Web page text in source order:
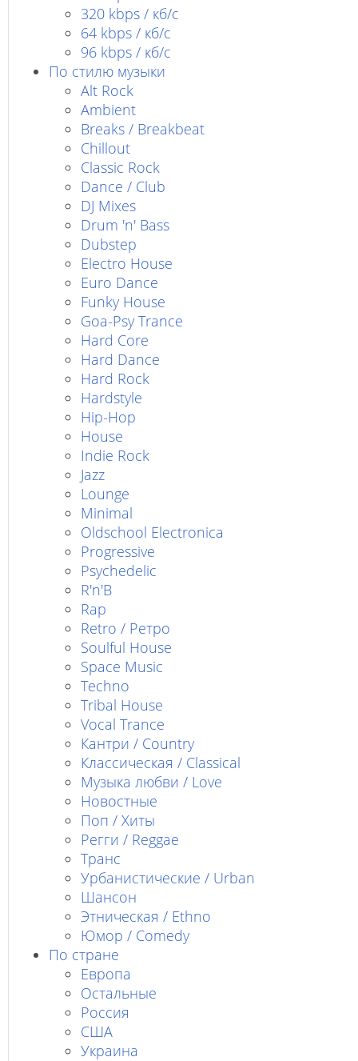
320 kbps / кб/с
64 kbps / кб/c
96 kbps / кб/c
По стилю музыки
Alt Rock
Ambient
Breaks / Breakbeat
Chillout
Classic Rock
Dance / Club
DJ Mixes
Drum 'n' Bass
Dubstep
Electro House
Euro Dance
Funky House
Goa-Psy Trance
Hard Core
Hard Dance
Hard Rock
Hardstyle
Hip-Hop
House
Indie Rock
Jazz
Lounge
Minimal
Oldschool Electronica
Progressive
Psychedelic
R'n'B
Rap
Retro / Ретро
Soulful House
Space Music
Techno
Tribal House
Vocal Trance
Кантри / Country
Классическая / Classical
Музыка любви / Love
Новостные
Поп / Хиты
Регги / Reggae
Транс
Урбанистические / Urban
Шансон
Этническая / Ethno
Юмор / Comedy
По стране
Европа
Остальные
Россия
США
Украина